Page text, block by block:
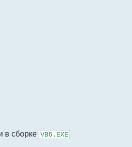
в сборке VB6.EXE